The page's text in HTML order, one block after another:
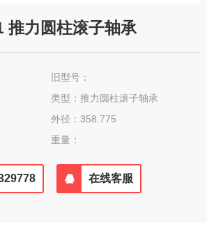
推力圆柱滚子轴承
旧型号：
类型：推力圆柱滚子轴承
外径：358.775
重量：
在线客服